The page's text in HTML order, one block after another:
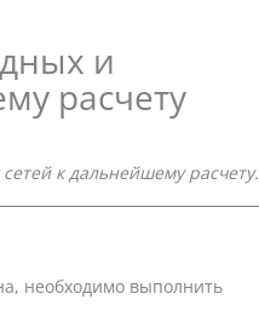
и
расчету
к дальнейшему расчету.
необходимо выполнить